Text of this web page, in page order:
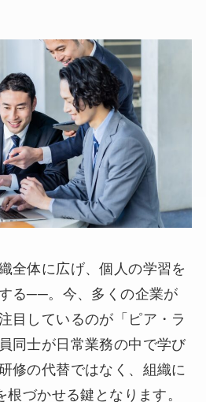
全体に広げ、個人の学習を
る──。今、多くの企業が
目しているのが「ピア・ラ
同士が日常業務の中で学び
修の代替ではなく、組織に
根づかせる鍵となります。